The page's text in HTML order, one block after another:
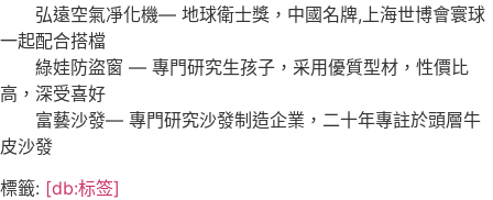
弘遠空氣凈化機— 地球衛士獎，中國名牌,上海世博會寰球
一起配合搭檔
綠娃防盜窗 — 專門研究生孩子，采用優質型材，性價比
高，深受喜好
富藝沙發— 專門研究沙發制造企業，二十年專註於頭層牛
皮沙發
標籤: [db:标签]